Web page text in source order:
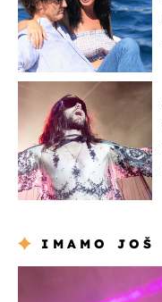
IMAMO JOŠ